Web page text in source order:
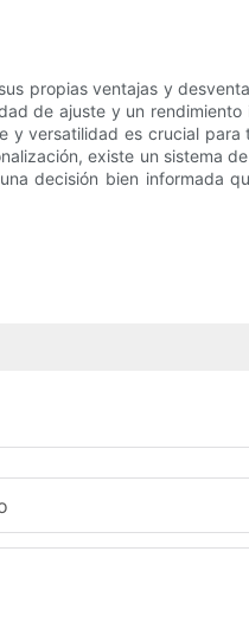
propias ventajas y
de ajuste y un
versatilidad es crucial
existe un sistema
decisión bien informada